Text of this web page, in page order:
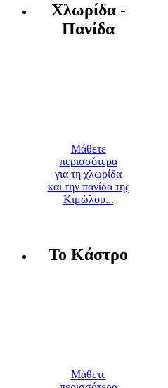
Χλωρίδα -
Πανίδα
Μάθετε
περισσότερα
για τη χλωρίδα
και την πανίδα της
Κιμώλου...
Το Κάστρο
Μάθετε